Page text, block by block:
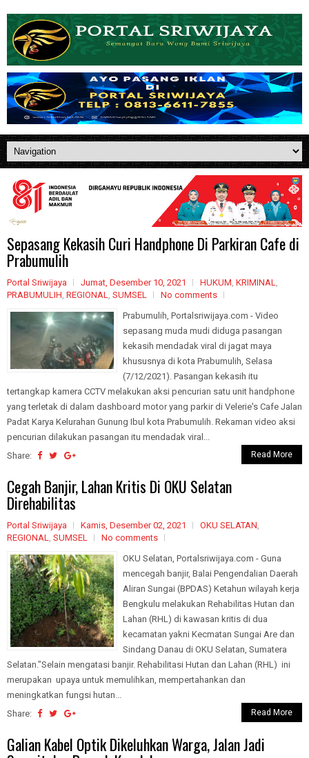
Sepasang Kekasih Curi Handphone Di Parkiran Cafe di
Prabumulih
Portal Sriwijaya Jumat, Desember 10, 2021 HUKUM, KRIMINAL,
PRABUMULIH, REGIONAL, SUMSEL
No comments
Prabumulih, Portalsriwijaya.com - Video
sepasang muda mudi diduga pasangan
kekasih mendadak viral di jagat maya
khususnya di kota Prabumulih, Selasa
(7/12/2021). Pasangan kekasih itu
tertangkap kamera CCTV melakukan aksi pencurian satu unit handphone
yang terletak di dalam dashboard motor yang parkir di Velerie's Cafe Jalan
Padat Karya Kelurahan Gunung Ibul kota Prabumulih. Rekaman video aksi
pencurian dilakukan pasangan itu mendadak viral...
Share:
Read More
Cegah Banjir, Lahan Kritis Di OKU Selatan
Direhabilitas
Portal Sriwijaya Kamis, Desember 02, 2021 OKU SELATAN,
REGIONAL, SUMSEL
No comments
OKU Selatan, Portalsriwijaya.com - Guna
mencegah banjir, Balai Pengendalian Daerah
Aliran Sungai (BPDAS) Ketahun wilayah kerja
Bengkulu melakukan Rehabilitas Hutan dan
Lahan (RHL) di kawasan kritis di dua
kecamatan yakni Kecmatan Sungai Are dan
Sindang Danau di OKU Selatan, Sumatera
Selatan."Selain mengatasi banjir. Rehabilitasi Hutan dan Lahan (RHL) ini
merupakan upaya untuk memulihkan, mempertahankan dan
meningkatkan fungsi hutan...
Share:
Read More
Galian Kabel Optik Dikeluhkan Warga, Jalan Jadi